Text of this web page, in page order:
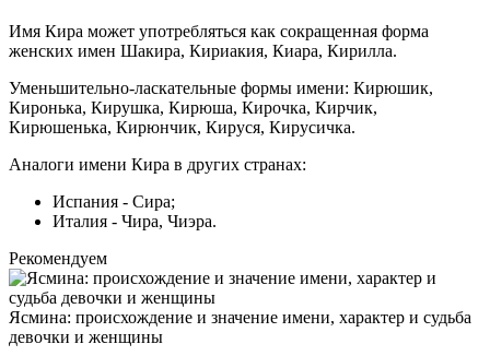
Имя Кира может употребляться как сокращенная форма
женских имен Шакира, Кириакия, Киара, Кирилла.
Уменьшительно-ласкательные формы имени: Кирюшик,
Киронька, Кирушка, Кирюша, Кирочка, Кирчик,
Кирюшенька, Кирюнчик, Кируся, Кирусичка.
Аналоги имени Кира в других странах:
Испания - Сира;
Италия - Чира, Чиэра.
Рекомендуем
Ясмина: происхождение и значение имени, характер и судьба
девочки и женщины